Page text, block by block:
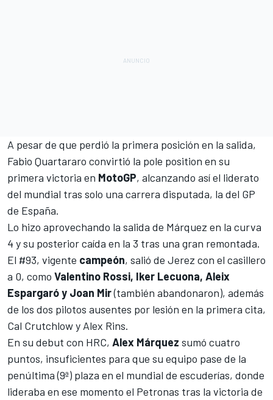
A pesar de que perdió la primera posición en la salida,
Fabio Quartararo convirtió la pole position en su
primera victoria en MotoGP, alcanzando así el liderato
del mundial tras solo una carrera disputada, la del GP
de España.
Lo hizo aprovechando la salida de Márquez en la curva
4 y su posterior caída en la 3 tras una gran remontada.
El #93, vigente campeón, salió de Jerez con el casillero
a 0, como Valentino Rossi, Iker Lecuona, Aleix
Espargaró y Joan Mir(también abandonaron), además
de los dos pilotos ausentes por lesión en la primera cita,
Cal Crutchlowy Alex Rins.
En su debut con HRC, Alex Márquez sumó cuatro
puntos, insuficientes para que su equipo pase de la
penúltima (9ª) plaza en el mundial de escuderías, donde
lideraba en ese momento el Petronas tras la victoria de